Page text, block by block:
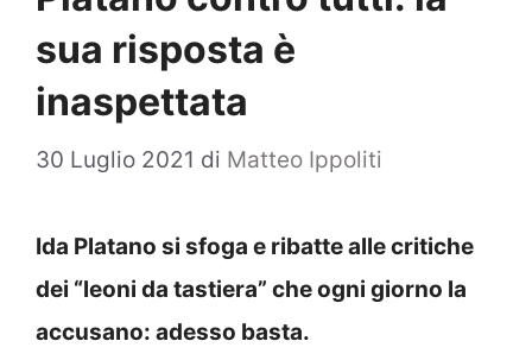
sua risposta è
inaspettata
30 Luglio 2021 di Matteo Ippoliti
Ida Platano si sfoga e ribatte alle critiche
dei “leoni da tastiera” che ogni giorno la
accusano: adesso basta.